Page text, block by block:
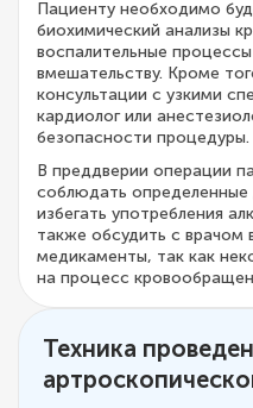
Пациенту необходимо
биохимический анализы
воспалительные
вмешательству. Кроме
консультации с узкими
кардиолог или
безопасности процедуры.
В преддверии операции
соблюдать определенные
избегать употребления
также обсудить с врачом
медикаменты, так как
на процесс
Техника